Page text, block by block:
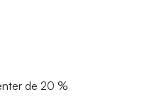
de 20 %